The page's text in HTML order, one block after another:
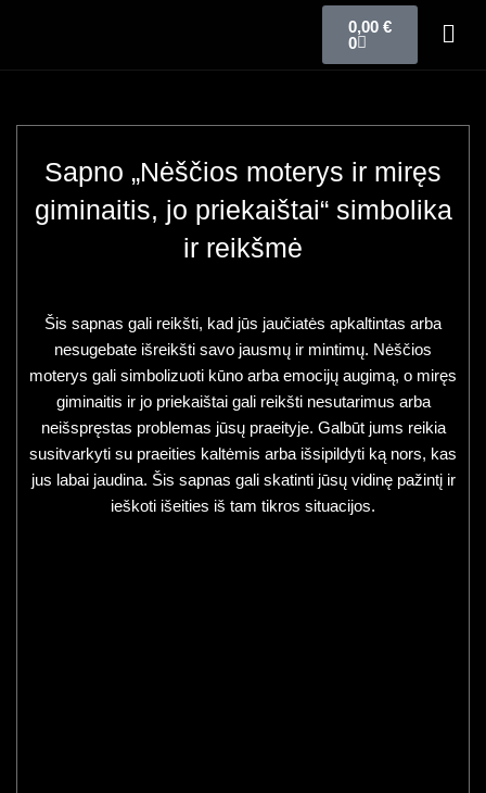
0,00 €
0
Sapno „Nėščios moterys ir miręs
giminaitis, jo priekaištai“ simbolika
ir reikšmė
Šis sapnas gali reikšti, kad jūs jaučiatės apkaltintas arba
nesugebate išreikšti savo jausmų ir mintimų. Nėščios
moterys gali simbolizuoti kūno arba emocijų augimą, o miręs
giminaitis ir jo priekaištai gali reikšti nesutarimus arba
neišspręstas problemas jūsų praeityje. Galbūt jums reikia
susitvarkyti su praeities kaltėmis arba išsipildyti ką nors, kas
jus labai jaudina. Šis sapnas gali skatinti jūsų vidinę pažintį ir
ieškoti išeities iš tam tikros situacijos.